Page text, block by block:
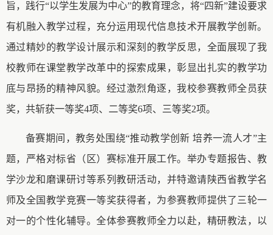
旨，践行“以学生发展为中心”的教育理念，将“四新”建设要求
有机融入教学过程，充分运用现代信息技术开展教学创新。
通过精妙的教学设计展示和深刻的教学反思，全面展现了我
校教师在课堂教学改革中的探索成果，彰显出扎实的教学功
底与昂扬的精神风貌。经过激烈角逐，我校参赛教师全员获
奖，共斩获一等奖4项、二等奖6项、三等奖2项。
备赛期间，教务处围绕“推动教学创新 培养一流人才”主
题，严格对标省（区）赛标准开展工作。举办专题报告、教
学沙龙和磨课研讨等系列教研活动，并特邀请陕西省教学名
师及全国教学竞赛一等奖获得者，为参赛教师提供了三轮一
对一的个性化辅导。全体参赛教师全力以赴，精研教法，以